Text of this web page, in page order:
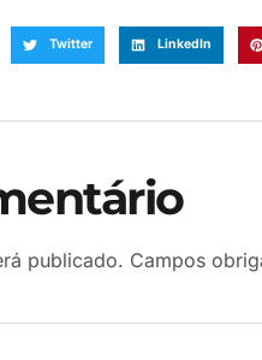
Twitter LinkedIn
publicado. Campos